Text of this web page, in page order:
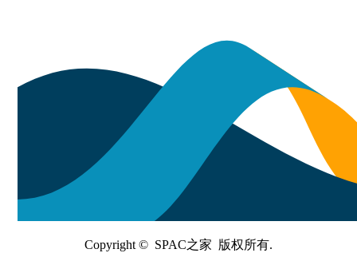
Copyright © SPAC之家 版权所有.